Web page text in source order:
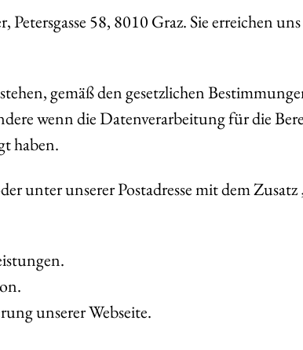
58, 8010 Graz. Sie erreichen
gemäß den gesetzlichen
wenn die Datenverarbeitung für die
haben.
unter unserer Postadresse mit dem Zusatz
unserer Webseite.